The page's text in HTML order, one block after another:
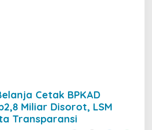
Cetak BPKAD
Miliar Disorot, LSM
Transparansi